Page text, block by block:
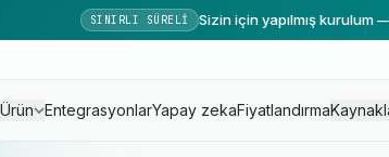
SINIRLI SÜRELI Sizin için yapılmış kurulum
Ürün EntegrasyonlarYapay zekaFiyatlandırma